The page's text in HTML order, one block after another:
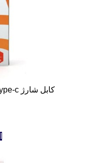
کابل شارژ type-c اوآک مدل K-187 طول 1 متر